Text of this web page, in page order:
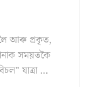
আৰু প্ৰকৃত,
সময়তকৈ
যাত্ৰা ...